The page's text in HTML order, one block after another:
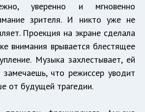
уверенно и мгновенно
зрителя. И никто уже не
Проекция на экране сделала
внимания врывается блестящее
Музыка захлестывает, ей
что режиссер уводит
от будущей трагедии.